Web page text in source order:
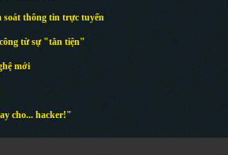
soát thông tin trực tuyến
từ sự "tằn tiện"
mới
cho... hacker!"